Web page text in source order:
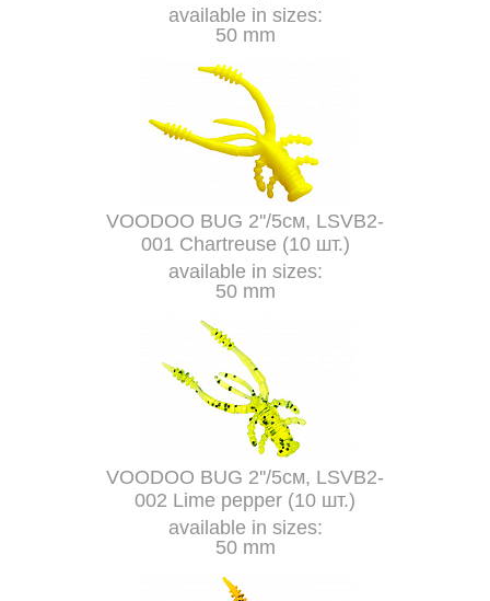
available in sizes:
50 mm
VOODOO BUG 2''/5см, LSVB2-
001 Chartreuse (10 шт.)
available in sizes:
50 mm
VOODOO BUG 2''/5см, LSVB2-
002 Lime pepper (10 шт.)
available in sizes:
50 mm